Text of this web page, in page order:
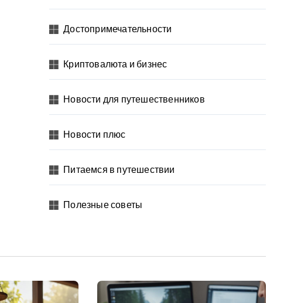
Достопримечательности
Криптовалюта и бизнес
Новости для путешественников
Новости плюс
Питаемся в путешествии
Полезные советы